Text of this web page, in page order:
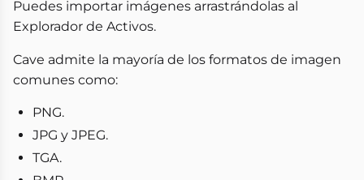
Puedes importar imágenes arrastrándolas al
Explorador de Activos.
Cave admite la mayoría de los formatos de imagen
comunes como:
PNG.
JPG y JPEG.
TGA.